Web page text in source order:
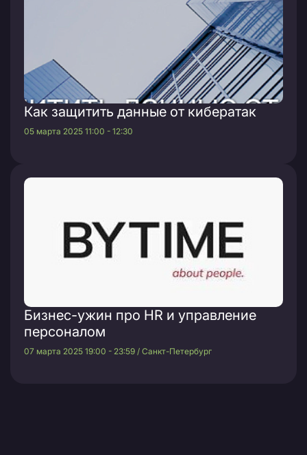
Как защитить данные от кибератак
05 марта 2025 11:00 - 12:30
Бизнес-ужин про HR и управление
персоналом
07 марта 2025 19:00 - 23:59 / Санкт-Петербург